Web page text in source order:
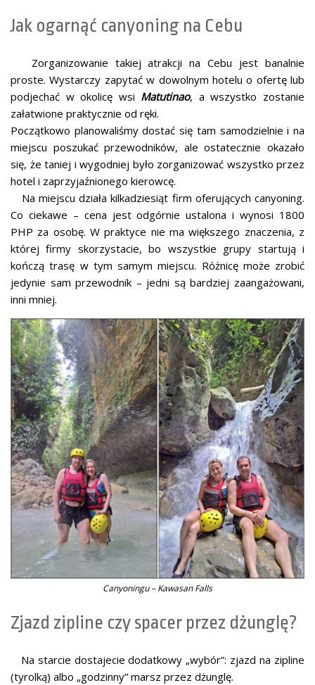
Jak ogarnąć canyoning na Cebu
Zorganizowanie takiej atrakcji na Cebu jest banalnie
proste. Wystarczy zapytać w dowolnym hotelu o ofertę lub
podjechać w okolicę wsi Matutinao, a wszystko zostanie
załatwione praktycznie od ręki.
Początkowo planowaliśmy dostać się tam samodzielnie i na
miejscu poszukać przewodników, ale ostatecznie okazało
się, że taniej i wygodniej było zorganizować wszystko przez
hotel i zaprzyjaźnionego kierowcę.
Na miejscu działa kilkadziesiąt firm oferujących canyoning.
Co ciekawe – cena jest odgórnie ustalona i wynosi 1800
PHP za osobę. W praktyce nie ma większego znaczenia, z
której firmy skorzystacie, bo wszystkie grupy startują i
kończą trasę w tym samym miejscu. Różnicę może zrobić
jedynie sam przewodnik – jedni są bardziej zaangażowani,
inni mniej.
Canyoningu – Kawasan Falls
Zjazd zipline czy spacer przez dżunglę?
Na starcie dostajecie dodatkowy „wybór”: zjazd na zipline
(tyrolką) albo „godzinny” marsz przez dżunglę.